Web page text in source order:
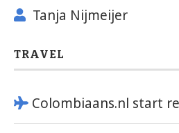
Tanja Nijmeijer
TRAVEL
Colombiaans.nl start